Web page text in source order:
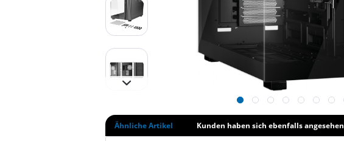
Ähnliche Artikel Kunden haben sich ebenfalls angesehen